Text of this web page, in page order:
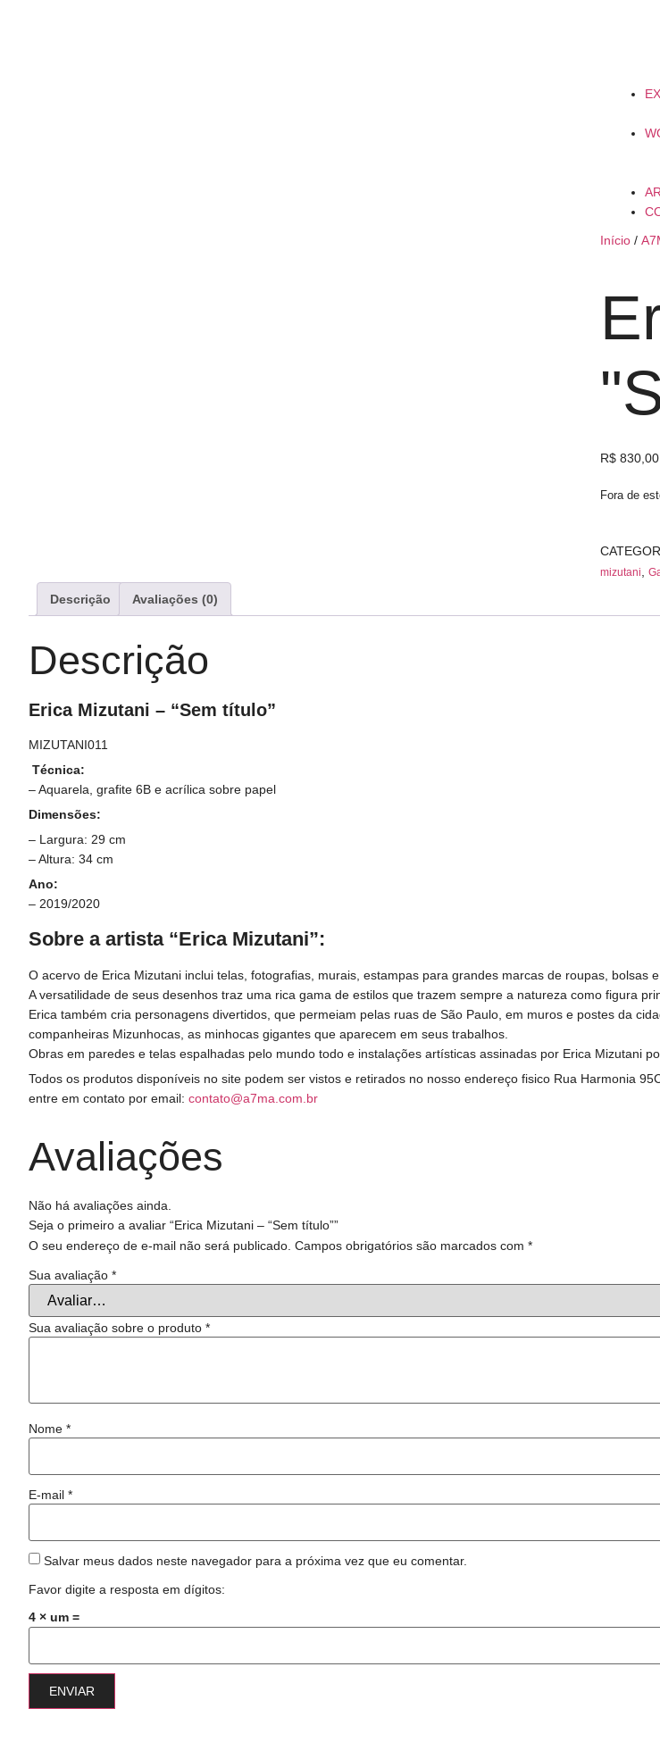
Início /
R$ 830,00
Fora de
mizutani
Descrição Avaliações (0)
Descrição
Erica Mizutani – “Sem título”
MIZUTANI011
Técnica:
– Aquarela, grafite 6B e acrílica sobre papel
Dimensões:
– Largura: 29 cm
– Altura: 34 cm
Ano:
– 2019/2020
Sobre a artista “Erica Mizutani”:
O acervo de Erica Mizutani inclui telas, fotografias, murais, estampas para grandes marcas de roupas, bolsas
A versatilidade de seus desenhos traz uma rica gama de estilos que trazem sempre a natureza como figura
Erica também cria personagens divertidos, que permeiam pelas ruas de São Paulo, em muros e postes da
companheiras Mizunhocas, as minhocas gigantes que aparecem em seus trabalhos.
Obras em paredes e telas espalhadas pelo mundo todo e instalações artísticas assinadas por Erica Mizutani
Todos os produtos disponíveis no site podem ser vistos e retirados no nosso endereço fisico Rua Harmonia
entre em contato por email: contato@a7ma.com.br
Avaliações
Não há avaliações ainda.
Seja o primeiro a avaliar “Erica Mizutani – “Sem título””
O seu endereço de e-mail não será publicado. Campos obrigatórios são marcados com *
Sua avaliação *
Sua avaliação sobre o produto *
Nome *
E-mail *
Salvar meus dados neste navegador para a próxima vez que eu comentar.
Favor digite a resposta em dígitos:
4 × um =